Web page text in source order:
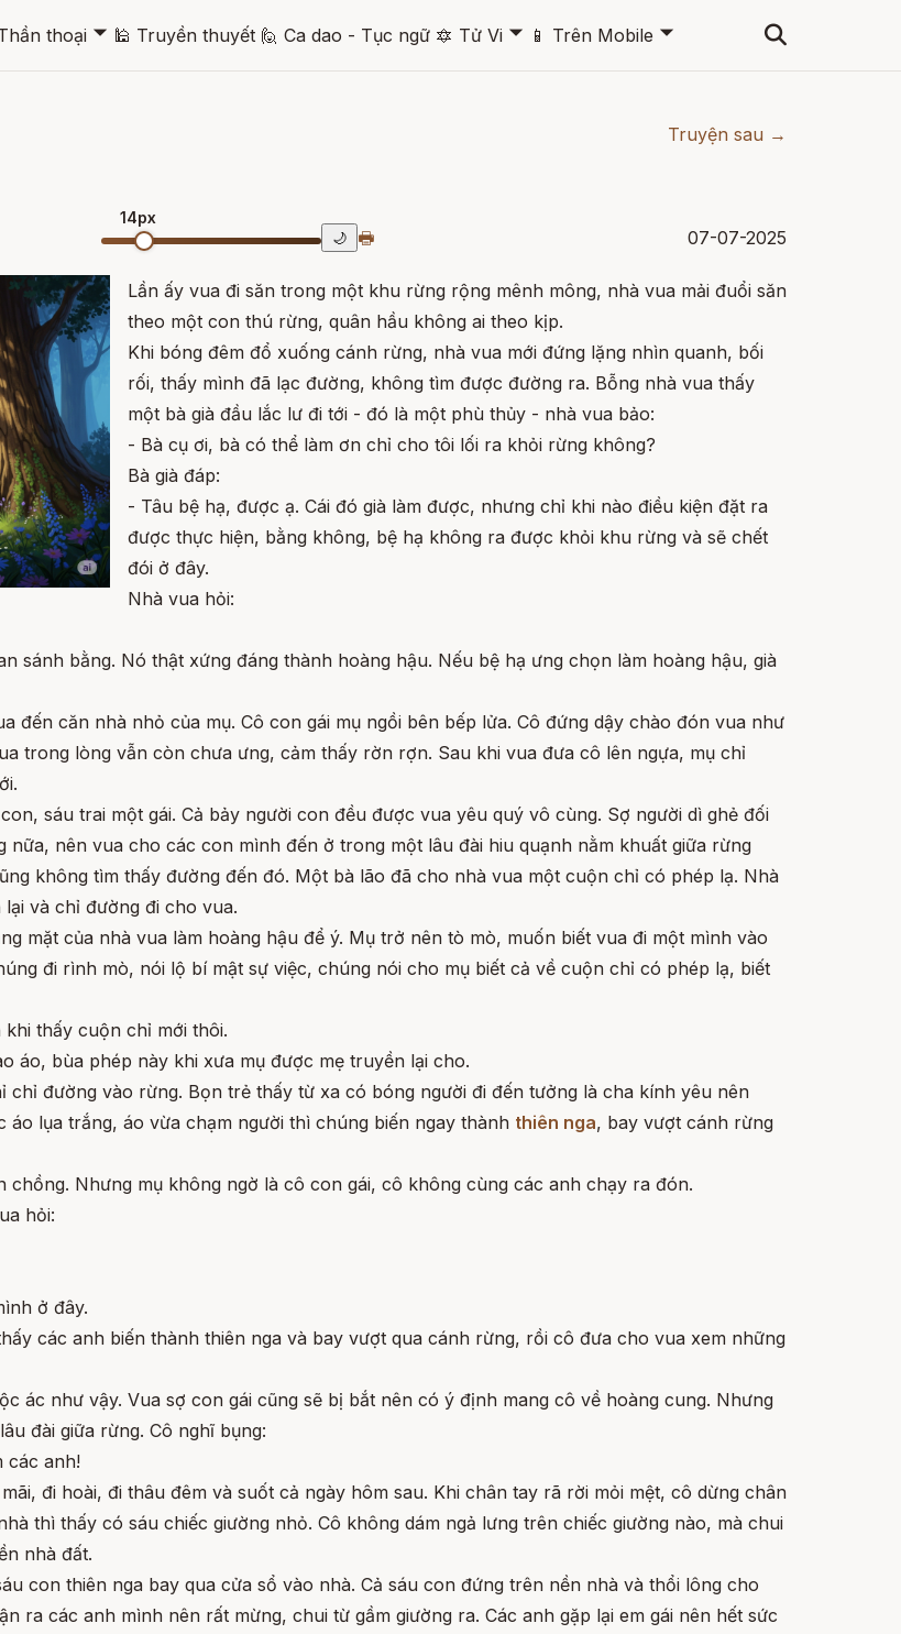
thoại 🞃 🕌 Truyền thuyết 🙋 Ca dao - Tục ngữ 🔯 Tử Vi 🞃 📱 Trên Mobile 🞃
Truyện sau →
14px
🌙 🖶 07-07-2025
Lần ấy vua đi săn trong một khu rừng rộng mênh mông, nhà vua mải đuổi săn
theo một con thú rừng, quân hầu không ai theo kịp.
Khi bóng đêm đổ xuống cánh rừng, nhà vua mới đứng lặng nhìn quanh, bối
rối, thấy mình đã lạc đường, không tìm được đường ra. Bỗng nhà vua thấy
một bà già đầu lắc lư đi tới - đó là một phù thủy - nhà vua bảo:
- Bà cụ ơi, bà có thể làm ơn chỉ cho tôi lối ra khỏi rừng không?
Bà già đáp:
- Tâu bệ hạ, được ạ. Cái đó già làm được, nhưng chỉ khi nào điều kiện đặt ra
được thực hiện, bằng không, bệ hạ không ra được khỏi khu rừng và sẽ chết
đói ở đây.
Nhà vua hỏi:
sánh bằng. Nó thật xứng đáng thành hoàng hậu. Nếu bệ hạ ưng chọn làm hoàng hậu, già
đến căn nhà nhỏ của mụ. Cô con gái mụ ngồi bên bếp lửa. Cô đứng dậy chào đón vua như
trong lòng vẫn còn chưa ưng, cảm thấy rờn rợn. Sau khi vua đưa cô lên ngựa, mụ chỉ
sáu trai một gái. Cả bảy người con đều được vua yêu quý vô cùng. Sợ người dì ghẻ đối
nên vua cho các con mình đến ở trong một lâu đài hiu quạnh nằm khuất giữa rừng
không tìm thấy đường đến đó. Một bà lão đã cho nhà vua một cuộn chỉ có phép lạ. Nhà
và chỉ đường đi cho vua.
mặt của nhà vua làm hoàng hậu để ý. Mụ trở nên tò mò, muốn biết vua đi một mình vào
đi rình mò, nói lộ bí mật sự việc, chúng nói cho mụ biết cả về cuộn chỉ có phép lạ, biết
thấy cuộn chỉ mới thôi.
áo, bùa phép này khi xưa mụ được mẹ truyền lại cho.
chỉ đường vào rừng. Bọn trẻ thấy từ xa có bóng người đi đến tưởng là cha kính yêu nên
lụa trắng, áo vừa chạm người thì chúng biến ngay thành thiên nga, bay vượt cánh rừng
Nhưng mụ không ngờ là cô con gái, cô không cùng các anh chạy ra đón.
hỏi:
ở đây.
các anh biến thành thiên nga và bay vượt qua cánh rừng, rồi cô đưa cho vua xem những
ác như vậy. Vua sợ con gái cũng sẽ bị bắt nên có ý định mang cô về hoàng cung. Nhưng
đài giữa rừng. Cô nghĩ bụng:
các anh!
đi hoài, đi thâu đêm và suốt cả ngày hôm sau. Khi chân tay rã rời mỏi mệt, cô dừng chân
thì thấy có sáu chiếc giường nhỏ. Cô không dám ngả lưng trên chiếc giường nào, mà chui
nhà đất.
con thiên nga bay qua cửa sổ vào nhà. Cả sáu con đứng trên nền nhà và thổi lông cho
ra các anh mình nên rất mừng, chui từ gầm giường ra. Các anh gặp lại em gái nên hết sức